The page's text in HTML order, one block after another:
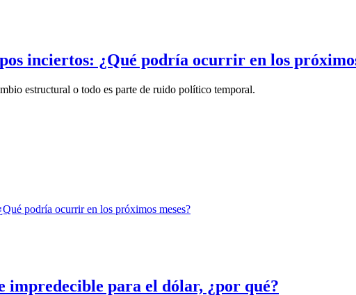
inciertos: ¿Qué podría ocurrir en los
estructural o todo es parte de ruido político temporal.
para el dólar, ¿por qué?